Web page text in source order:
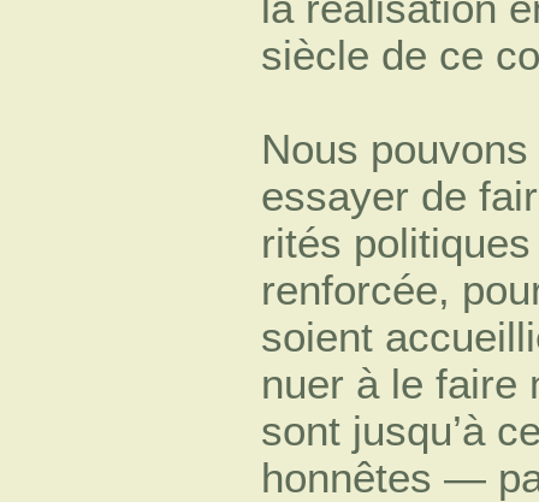
siècle de ce
Nous
essayer de
rités
renforcée,
soient
nuer à le faire
sont jusqu’à
honnêtes —